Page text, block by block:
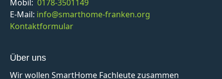
Mobil: 0178-3501149
E-Mail: info@smarthome-franken.org
Kontaktformular
Über uns
Wir wollen SmartHome Fachleute zusammen